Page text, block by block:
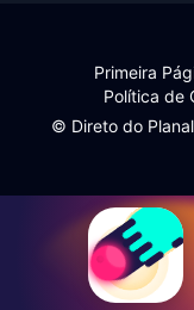
© Direto do
Primeira
Política de